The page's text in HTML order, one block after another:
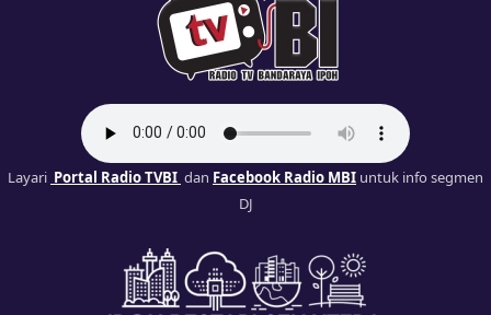
Layari Portal Radio TVBI dan Facebook Radio MBI untuk info segmen
DJ